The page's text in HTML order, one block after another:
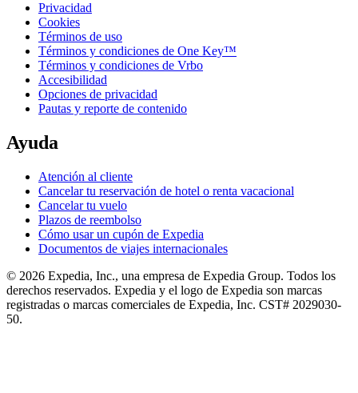
Privacidad
Cookies
Términos de uso
Términos y condiciones de One Key™
Términos y condiciones de Vrbo
Accesibilidad
Opciones de privacidad
Pautas y reporte de contenido
Ayuda
Atención al cliente
Cancelar tu reservación de hotel o renta vacacional
Cancelar tu vuelo
Plazos de reembolso
Cómo usar un cupón de Expedia
Documentos de viajes internacionales
© 2026 Expedia, Inc., una empresa de Expedia Group. Todos los
derechos reservados. Expedia y el logo de Expedia son marcas
registradas o marcas comerciales de Expedia, Inc. CST# 2029030-
50.